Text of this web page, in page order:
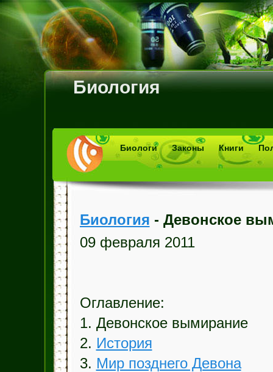
Биология
Биологи Законы Книги
Биология - Девонское
09 февраля 2011
Оглавление:
1. Девонское вымирание
2. История
3. Мир позднего Девона